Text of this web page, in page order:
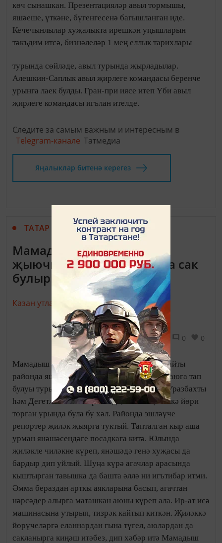
көч сынашкан. Презентацияләр авыл тормышы,
яшәеше, үткәне, бүгенгесенә багышланган иде.
Кечечынлылар хуҗалыкта ирешкән уңышларын
тәкъдим итсә, бизнәлеләр 1 мең еллык тарихлары
турында сөйләде, авыл турында җырладылар.
Алешкин-Саплык авыл җирлеге командасы беренче
урынга лаек булды. Гран-при иясе итеп Үби авыл
җирлеге командасы игълан ителде.
Следите за самым важным и интересным в
Telegram-канале Татмедиа
Яңалыклар битенә керегез
ТАТАР МАТБУГАТЫ
Мамадышта җиләк
җыючыларга аюлардан да сак
булырга кушалар
Казан утлары, 8 июль 2016 - 15:00
524 0 0
Мамадыш районының Нократ мәгълүмат сайты
районда яшәүче кешенең җиләк җыйганда аюга тап
булуы турында яза. Мамадыш районының Уразбахты
һәм Дегетле авылы тирәсендә, халык җиләккә йөри
торган урында була бу хәл. Районда эшләүче
репортер җиләк җыярга туктый. Тапталган кыр аша
урман янәшәсендәге посадкага китә. Юлында
җиләкле чиләкне күреп, янәшәдә генә хуҗасы да
бардыр дип уйлый. Шуңа күрә агачлар арасында
кыштырган тавышка да башта әллә ни игътибар итми.
Әмма бераздан арткы аякларына басып, агачтан
нәрсәдер алырга маташкан аюны күреп ала. Ир-ат исә
машинасына утырып, тизрәк кайтып киткән. Җиләккә
йөрүчеләргә еланнардан гына түгел, аюлардан да
сакланырга киңәш итәбез, дип хәбәр итә Мамадыш